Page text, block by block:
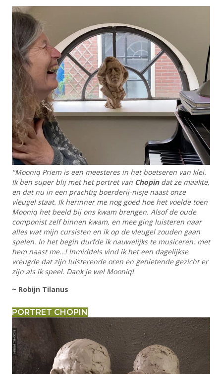
"Mooniq Priem is een meesteres in het boetseren van klei.
Ik ben super blij met het portret van Chopindat ze maakte,
en dat nu in een prachtig boerderij-nisje naast onze
vleugel staat. Ik herinner me nog goed hoe het voelde toen
Mooniq het beeld bij ons kwam brengen. Alsof de oude
componist zelf binnen kwam, en mee ging luisteren naar
alles wat mijn cursisten en ik op de vleugel zouden gaan
spelen. In het begin durfde ik nauwelijks te musiceren: met
hem naast me…! Inmiddels vind ik het een dagelijkse
vreugde dat zijn luisterende oren en genietende gezicht er
zijn als ik speel. Dank je wel Mooniq!
~ Robijn Tilanus
PORTRET CHOPIN